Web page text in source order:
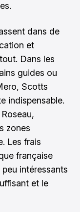
dans de
et
Dans les
guides ou
Scotts
indispensable.
zones
Les frais
française
intéressants
et le